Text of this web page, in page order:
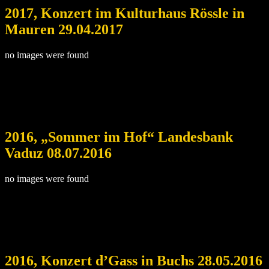
2017, Konzert im Kulturhaus Rössle in
Mauren 29.04.2017
no images were found
2016, „Sommer im Hof“ Landesbank
Vaduz 08.07.2016
no images were found
2016, Konzert d’Gass in Buchs 28.05.2016